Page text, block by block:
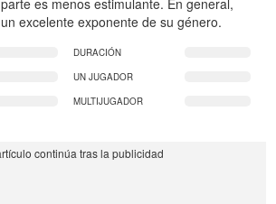
un excelente exponente de su género.
DURACIÓN
UN JUGADOR
MULTIJUGADOR